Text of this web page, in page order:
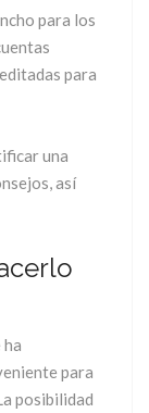
para los
para
una
así
para
posibilidad